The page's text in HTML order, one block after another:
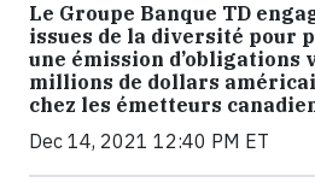
Le Groupe Banque TD
issues de la diversité pour
une émission d’obligations
millions de dollars
chez les émetteurs
Dec 14, 2021 12:40 PM ET